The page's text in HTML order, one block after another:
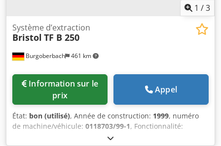
1 /3
Burgoberbach 461 km
Système d’extraction
Bristol TF B 250
prix
Appel
État: bon (utilisé), Année de construction: 1999, numéro
de machine/véhicule: 0118703/99-1, Fonctionnalité:
, puissance: